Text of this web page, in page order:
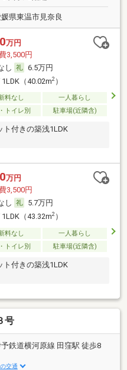
県東温市見奈良
万円
3,500円
し
6.5万円
（40.02m2）
料なし
一人暮らし
トイレ別 駐車場(近隣含)
ト付きの築浅1LDK
万円
3,500円
し
5.7万円
（43.32m2）
料なし
一人暮らし
トイレ別 駐車場(近隣含)
ト付きの築浅1LDK
号
鉄道横河原線 田窪駅 徒歩8
交通